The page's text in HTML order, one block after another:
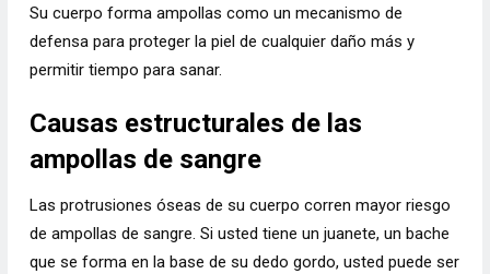
Su cuerpo forma ampollas como un mecanismo de
defensa para proteger la piel de cualquier daño más y
permitir tiempo para sanar.
Causas estructurales de las
ampollas de sangre
Las protrusiones óseas de su cuerpo corren mayor riesgo
de ampollas de sangre. Si usted tiene un juanete, un bache
que se forma en la base de su dedo gordo, usted puede ser